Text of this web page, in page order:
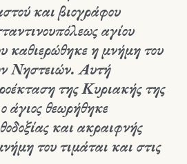
και βιογράφου
αγίου
καθιερώθηκε η μνήμη του
Νηστειών. Αυτή
της Κυριακής της
άγιος θεωρήθηκε
και ακραιφνής
του τιμάται και στις